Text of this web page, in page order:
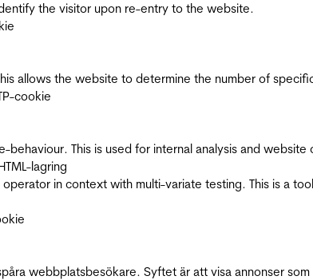
the visitor upon re-entry to the website.
allows the website to determine the number of
cookie
behaviour. This is used for internal analysis and website
lagring
operator in context with multi-variate testing. This is a
webbplatsbesökare. Syftet är att visa annonser